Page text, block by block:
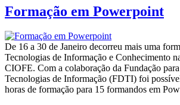
Formação em Powerpoint
De 16 a 30 de Janeiro decorreu mais uma
Tecnologias de Informação e Conhecimento
CIOFE. Com a colaboração da Fundação
Tecnologias de Informação (FDTI) foi
horas de formação para 15 formandos em